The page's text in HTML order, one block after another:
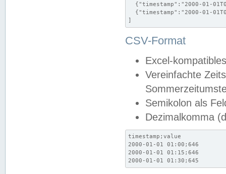
{"timestamp":"2000-01-
{"timestamp":"2000-01-
]
CSV-Format
Excel-
Vereinfachte
Semikolon als
Dezimalkomma
timestamp;value
2000-01-01 01:00;646
2000-01-01 01:15;646
2000-01-01 01:30;645